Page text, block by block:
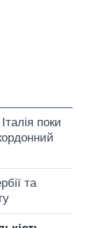
поки
та